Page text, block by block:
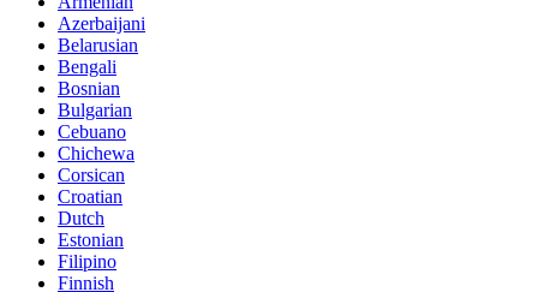
Azerbaijani
Belarusian
Bengali
Bosnian
Bulgarian
Cebuano
Chichewa
Corsican
Croatian
Dutch
Estonian
Filipino
Finnish